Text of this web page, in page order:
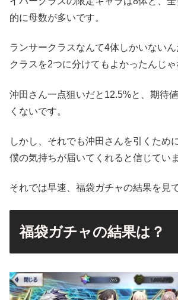
的に母数が多いです。
ランサークラスなんて4体しかいない
クラスを2つに分けてもよかったんじゃ
沖田さん一点狙いだと12.5%と、期待
くないです。
しかし、それでも沖田さんを引くため
僕の気持ちが届いてくれると信じてい
それでは早速、福袋ガチャの結果を見
福袋ガチャの結果は？